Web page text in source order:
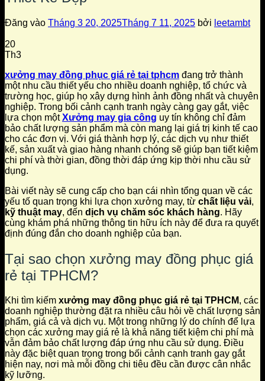
Đăng vào Tháng 3 20, 2025Tháng 7 11, 2025 bởi leetambt
20
Th3
xưởng may đồng phục giá rẻ tại tphcm đang trở thành
một nhu cầu thiết yếu cho nhiều doanh nghiệp, tổ chức và
trường học, giúp họ xây dựng hình ảnh đồng nhất và chuyên
nghiệp. Trong bối cảnh cạnh tranh ngày càng gay gắt, việc
lựa chọn mộtXưởng may gia công uy tín không chỉ đảm
bảo chất lượng sản phẩm mà còn mang lại giá trị kinh tế cao
cho các đơn vị. Với giá thành hợp lý, các dịch vụ như thiết
kế, sản xuất và giao hàng nhanh chóng sẽ giúp bạn tiết kiệm
chi phí và thời gian, đồng thời đáp ứng kịp thời nhu cầu sử
dụng.
Bài viết này sẽ cung cấp cho bạn cái nhìn tổng quan về các
yếu tố quan trọng khi lựa chọn xưởng may, từ chất liệu vải,
kỹ thuật may, đến dịch vụ chăm sóc khách hàng. Hãy
cùng khám phá những thông tin hữu ích này để đưa ra quyết
định đúng đắn cho doanh nghiệp của bạn.
Tại sao chọn xưởng may đồng phục giá
rẻ tại TPHCM?
Khi tìm kiếm xưởng may đồng phục giá rẻ tại TPHCM, các
doanh nghiệp thường đặt ra nhiều câu hỏi về chất lượng sản
phẩm, giá cả và dịch vụ. Một trong những lý do chính để lựa
chọn các xưởng may giá rẻ là khả năng tiết kiệm chi phí mà
vẫn đảm bảo chất lượng đáp ứng nhu cầu sử dụng. Điều
này đặc biệt quan trọng trong bối cảnh cạnh tranh gay gắt
hiện nay, nơi mà mỗi đồng chi tiêu đều cần được cân nhắc
kỹ lưỡng.